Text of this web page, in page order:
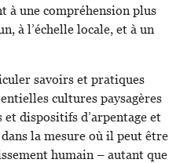
à une compréhension plus
à l’échelle locale, et à un
savoirs et pratiques
cultures paysagères
dispositifs d’arpentage et
la mesure où il peut être
humain – autant que